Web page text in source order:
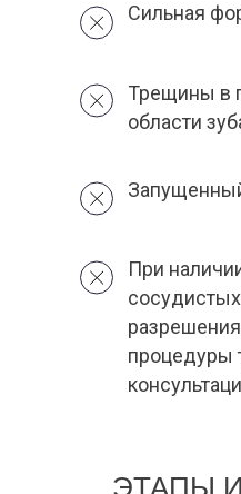
При
процедуры
Трещины в
области
Сильная